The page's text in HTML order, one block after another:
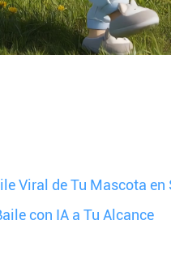
Viral de Tu Mascota en
con IA a Tu Alcance